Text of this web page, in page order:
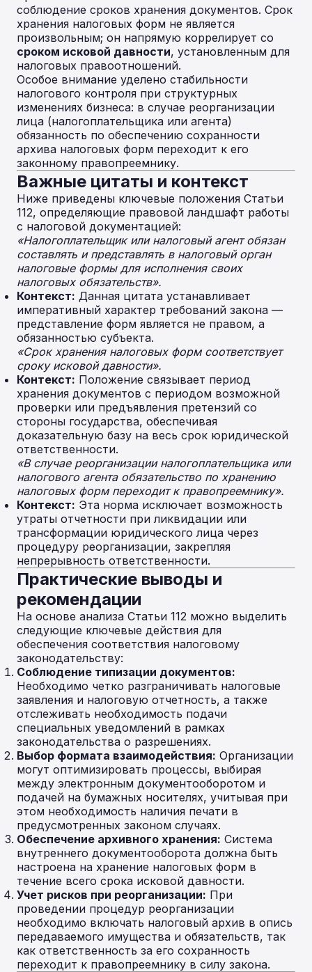
соблюдение сроков хранения документов. Срок
хранения налоговых форм не является
произвольным; он напрямую коррелирует со
сроком исковой давности, установленным для
налоговых правоотношений.
Особое внимание уделено стабильности
налогового контроля при структурных
изменениях бизнеса: в случае реорганизации
лица (налогоплательщика или агента)
обязанность по обеспечению сохранности
архива налоговых форм переходит к его
законному правопреемнику.
Важные цитаты и контекст
Ниже приведены ключевые положения Статьи
112, определяющие правовой ландшафт работы
с налоговой документацией:
«Налогоплательщик или налоговый агент обязан
составлять и представлять в налоговый орган
налоговые формы для исполнения своих
налоговых обязательств».
Контекст: Данная цитата устанавливает
императивный характер требований закона —
представление форм является не правом, а
обязанностью субъекта.
«Срок хранения налоговых форм соответствует
сроку исковой давности».
Контекст: Положение связывает период
хранения документов с периодом возможной
проверки или предъявления претензий со
стороны государства, обеспечивая
доказательную базу на весь срок юридической
ответственности.
«В случае реорганизации налогоплательщика или
налогового агента обязательство по хранению
налоговых форм переходит к правопреемнику».
Контекст: Эта норма исключает возможность
утраты отчетности при ликвидации или
трансформации юридического лица через
процедуру реорганизации, закрепляя
непрерывность ответственности.
Практические выводы и
рекомендации
На основе анализа Статьи 112 можно выделить
следующие ключевые действия для
обеспечения соответствия налоговому
законодательству:
Соблюдение типизации документов:
Необходимо четко разграничивать налоговые
заявления и налоговую отчетность, а также
отслеживать необходимость подачи
специальных уведомлений в рамках
законодательства о разрешениях.
Выбор формата взаимодействия: Организации
могут оптимизировать процессы, выбирая
между электронным документооборотом и
подачей на бумажных носителях, учитывая при
этом необходимость наличия печати в
предусмотренных законом случаях.
Обеспечение архивного хранения: Система
внутреннего документооборота должна быть
настроена на хранение налоговых форм в
течение всего срока исковой давности.
Учет рисков при реорганизации: При
проведении процедур реорганизации
необходимо включать налоговый архив в опись
передаваемого имущества и обязательств, так
как ответственность за его сохранность
переходит к правопреемнику в силу закона.